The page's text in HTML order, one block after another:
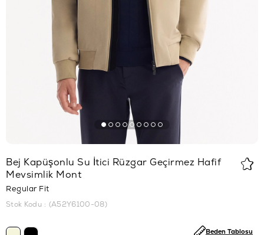
Bej Kapüşonlu Su İtici Rüzgar Geçirmez Hafif
Mevsimlik Mont
Regular Fit
Stok Kodu (A52Y6100-08)
Beden Tablosu